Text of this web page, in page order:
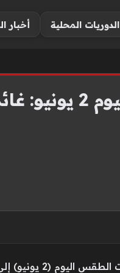
الدوريات المحلية أخبار
توقعات الطقس في
وبحسب المركز الوطني